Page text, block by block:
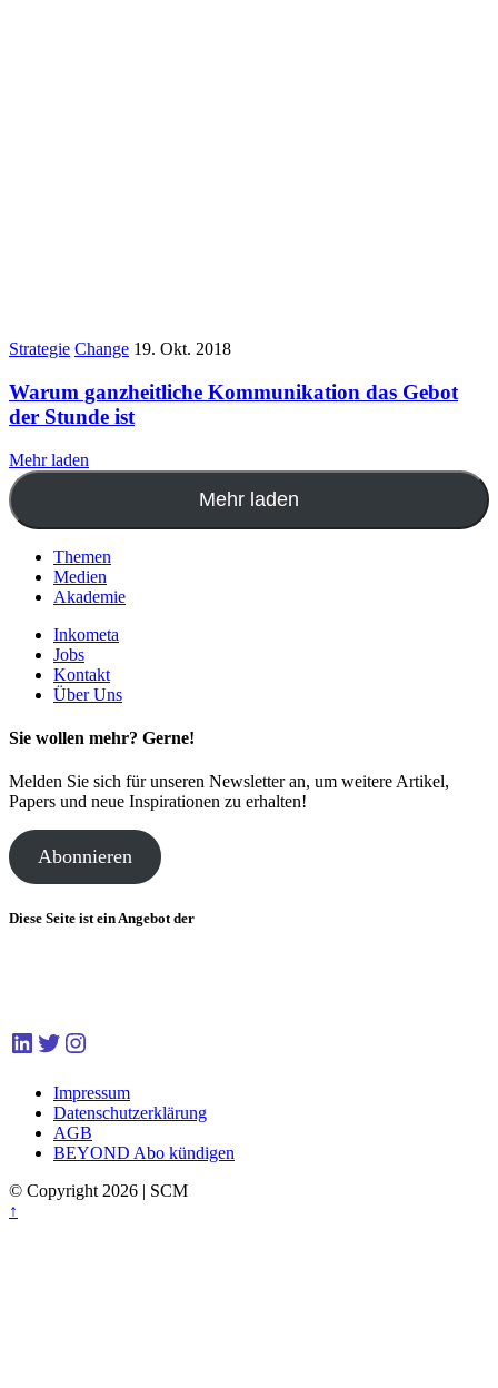
Strategie Change 19. Okt. 2018
Warum ganzheitliche Kommunikation das Gebot
der Stunde ist
Mehr laden
Mehr laden
Themen
Medien
Akademie
Inkometa
Jobs
Kontakt
Über Uns
Sie wollen mehr? Gerne!
Melden Sie sich für unseren Newsletter an, um weitere Artikel,
Papers und neue Inspirationen zu erhalten!
Abonnieren
Diese Seite ist ein Angebot der
LinkedIn
Twitter
Instagram
Impressum
Datenschutzerklärung
AGB
BEYOND Abo kündigen
© Copyright 2026 | SCM
Back
↑